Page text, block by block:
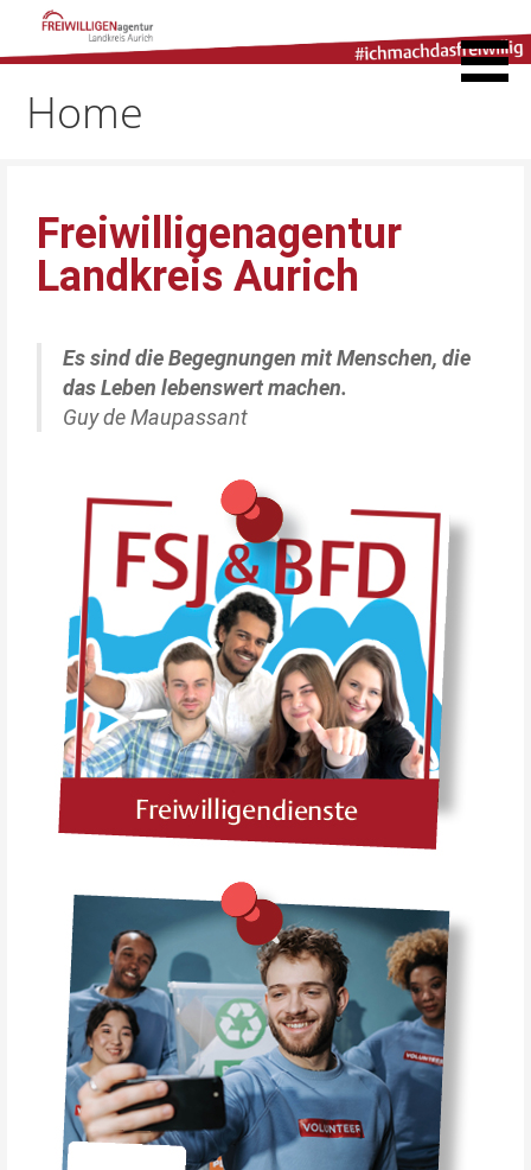
Freiwilligenagentur
Landkreis Aurich
Home
Freiwilligenagentur
Landkreis Aurich
Es sind die Begegnungen mit Menschen, die
das Leben lebenswert machen.
Guy de Maupassant